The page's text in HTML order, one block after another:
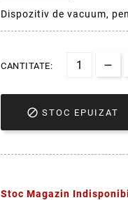
Dispozitiv de vacuum,
CANTITATE:
 STOC EPUIZAT
Stoc Magazin Indisponibil